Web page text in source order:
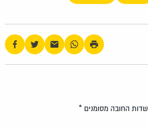
שדות החובה מסומנים *